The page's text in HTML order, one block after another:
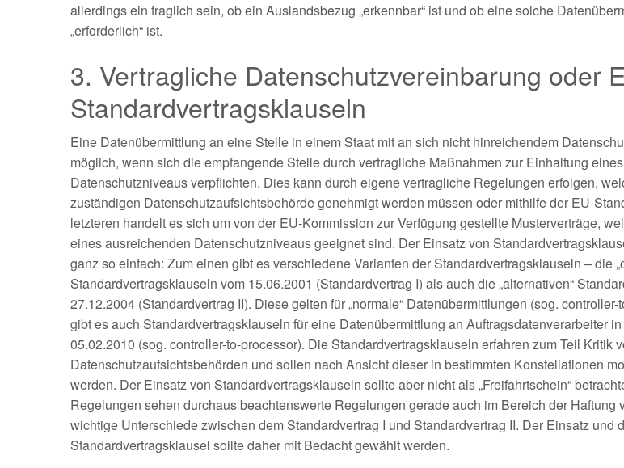
allerdings ein fraglich sein, ob ein Auslandsbezug „erkennbar“ ist und ob eine solche
„erforderlich“ ist.
3. Vertragliche Datenschutzvereinbarung oder
Standardvertragsklauseln
Eine Datenübermittlung an eine Stelle in einem Staat mit an sich nicht hinreichendem
möglich, wenn sich die empfangende Stelle durch vertragliche Maßnahmen zur Einhaltung
Datenschutzniveaus verpflichten. Dies kann durch eigene vertragliche Regelungen erfolgen,
zuständigen Datenschutzaufsichtsbehörde genehmigt werden müssen oder mithilfe der EU-
letzteren handelt es sich um von der EU-Kommission zur Verfügung gestellte Musterverträge,
eines ausreichenden Datenschutzniveaus geeignet sind. Der Einsatz von
ganz so einfach: Zum einen gibt es verschiedene Varianten der Standardvertragsklauseln – die
Standardvertragsklauseln vom 15.06.2001 (Standardvertrag I) als auch die „alternativen“
27.12.2004 (Standardvertrag II). Diese gelten für „normale“ Datenübermittlungen (sog.
gibt es auch Standardvertragsklauseln für eine Datenübermittlung an Auftragsdatenverarbeiter
05.02.2010 (sog. controller-to-processor). Die Standardvertragsklauseln erfahren zum Teil Kritik
Datenschutzaufsichtsbehörden und sollen nach Ansicht dieser in bestimmten Konstellationen
werden. Der Einsatz von Standardvertragsklauseln sollte aber nicht als „Freifahrtschein“
Regelungen sehen durchaus beachtenswerte Regelungen gerade auch im Bereich der Haftung
wichtige Unterschiede zwischen dem Standardvertrag I und Standardvertrag II. Der Einsatz und
Standardvertragsklausel sollte daher mit Bedacht gewählt werden.